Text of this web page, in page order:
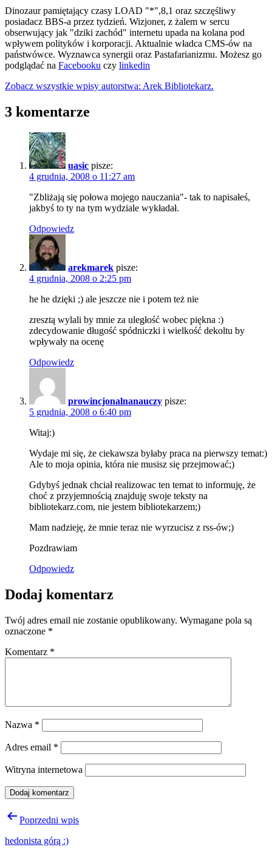
Dinozaur pamiętający czasy LOAD "*",8,1 oraz szczęśliwy
posiadacz BBS-a przez tydzień. Wizjoner, z żalem w sercu
obserwujący jak "dziki zachód" internetu upada na kolana pod
wpływem polityków i korporacji. Aktualnie władca CMS-ów na
państwówce. Wyznawca synergii oraz Pastafarianizmu. Możesz go
podglądać na Facebooku czy linkedin
Zobacz wszystkie wpisy autorstwa: Arek Bibliotekarz.
3 komentarze
uasic pisze:
4 grudnia, 2008 o 11:27 am
"Zbliżają się połowa mojego nauczania"- tak to napisałeś,
jakbyś to ty na tym wydziale wykładał.
Odpowiedz
arekmarek pisze:
4 grudnia, 2008 o 2:25 pm
he he dzięki ;) ale jeszcze nie i potem też nie
zresztą wylali by mnie za uległość wobec piękna :)
zdecydowanie długość spódniczki i wielkość dekoltu by
wpływały na ocenę
Odpowiedz
prowincjonalnanauczy pisze:
5 grudnia, 2008 o 6:40 pm
Witaj:)
Wydaje mi się, że ciekawsza byłaby praca na pierwszy temat:)
Ale to moja opinia, która nie musisz się przejmować;)
Gdybyś jednak chciał realizowac ten temat to informuję, że
choć z przyjemnością znajduję swoje teksty na
bibliotekarz.com, nie jestem bibliotekarzem;)
Mam nadzieję, że mnie teraz nie wyrzucisz z rss-ów;)
Pozdrawiam
Odpowiedz
Dodaj komentarz
Twój adres email nie zostanie opublikowany. Wymagane pola są
oznaczone *
Komentarz *
Nazwa *
Adres email *
Witryna internetowa
Nawigacja
Poprzedni wpis
hedonista górą :)